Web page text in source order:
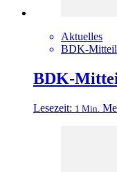
Aktuelles
BDK-
BDK-
Lesezeit: 1 Min.